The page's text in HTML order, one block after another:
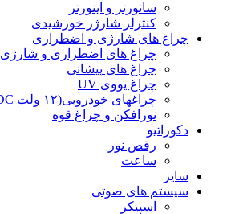
سانورتر و اینورتر
کنترلر شارژر خورشیدی
چراغ های شارژی و اضطراری
چراغ های اضطراری و شارژی
چراغ های پیشانی
چراغ یووی UV
چراغهای خودرویی(۱۲ ولت DC)
نورافکن و چراغ قوه
دکوراتیو
رقص نور
ساعت
سایر
سیستم های صوتی
اسپیکر